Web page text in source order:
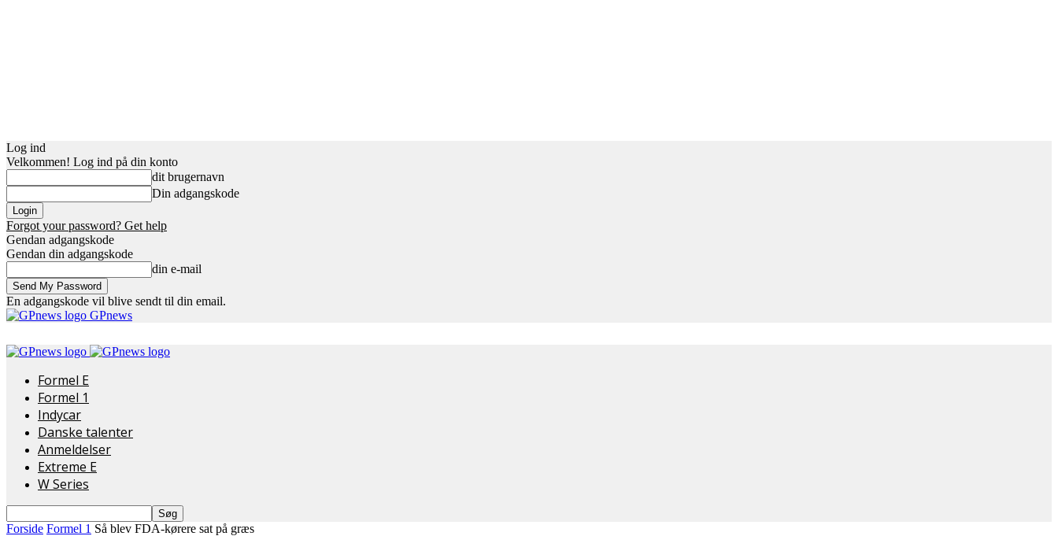
Log ind
Velkommen! Log ind på din konto
dit brugernavn
Din adgangskode
Forgot your password? Get help
Gendan adgangskode
Gendan din adgangskode
din e-mail
En adgangskode vil blive sendt til din email.
GPnews
Formel E
Formel 1
Indycar
Danske talenter
Anmeldelser
Extreme E
W Series
Forside Formel 1 Så blev FDA-kørere sat på græs